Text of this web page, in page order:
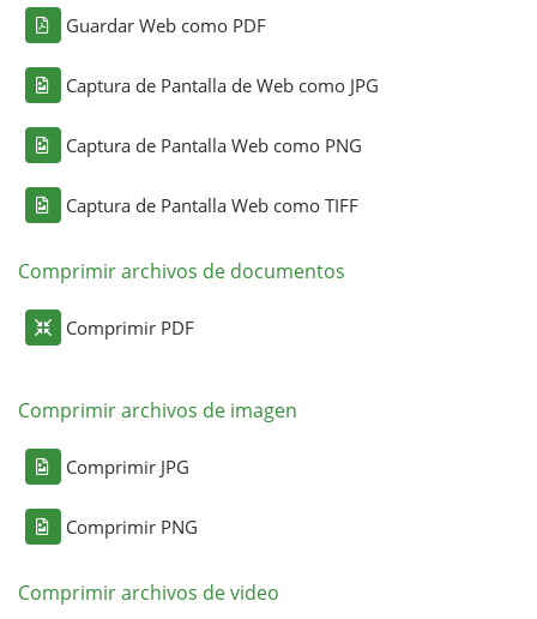
Guardar Web como PDF
Captura de Pantalla de Web como JPG
Captura de Pantalla Web como PNG
Captura de Pantalla Web como TIFF
Comprimir archivos de documentos
Comprimir PDF
Comprimir archivos de imagen
Comprimir JPG
Comprimir PNG
Comprimir archivos de video